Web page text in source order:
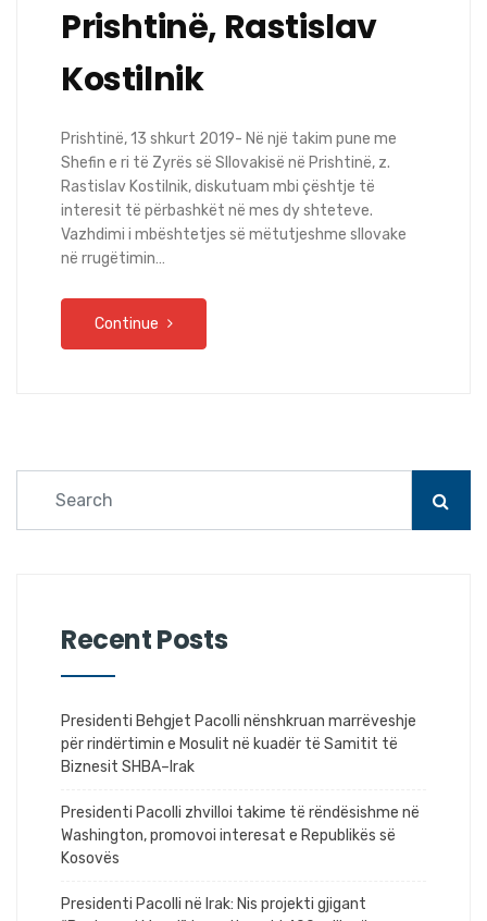
Prishtinë, Rastislav
Kostilnik
Prishtinë, 13 shkurt 2019- Në një takim pune me
Shefin e ri të Zyrës së Sllovakisë në Prishtinë, z.
Rastislav Kostilnik, diskutuam mbi çështje të
interesit të përbashkët në mes dy shteteve.
Vazhdimi i mbështetjes së mëtutjeshme sllovake
në rrugëtimin…
Continue
Recent Posts
Presidenti Behgjet Pacolli nënshkruan marrëveshje
për rindërtimin e Mosulit në kuadër të Samitit të
Biznesit SHBA–Irak
Presidenti Pacolli zhvilloi takime të rëndësishme në
Washington, promovoi interesat e Republikës së
Kosovës
Presidenti Pacolli në Irak: Nis projekti gjigant